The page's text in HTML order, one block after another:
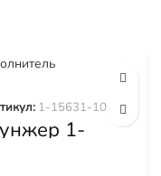
1-
101-0
1-15631-101-0